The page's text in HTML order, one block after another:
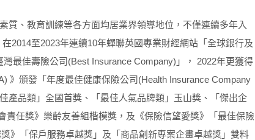
質、教育訓練等各方面均居業界領導地位，不僅連續多年入
2014至2023年連續10年蟬聯英國專業財經網站「全球銀行及
最佳壽險公司(Best Insurance Company)」， 2022年更獲得
》頒發「年度最佳健康保險公司(Health Insurance Company
產品類」全國首獎、「最佳人氣品牌類」玉山獎、「傑出企
責任獎》樂齡友善組楷模獎，及《保險信望愛獎》「最佳保險
》「保戶服務卓越獎」及「商品創新專案企畫卓越獎」雙料